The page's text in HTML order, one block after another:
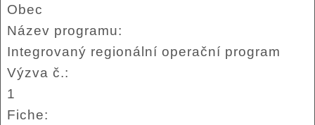
Obec
Název programu:
Integrovaný regionální operační program
Výzva č.:
1
Fiche: